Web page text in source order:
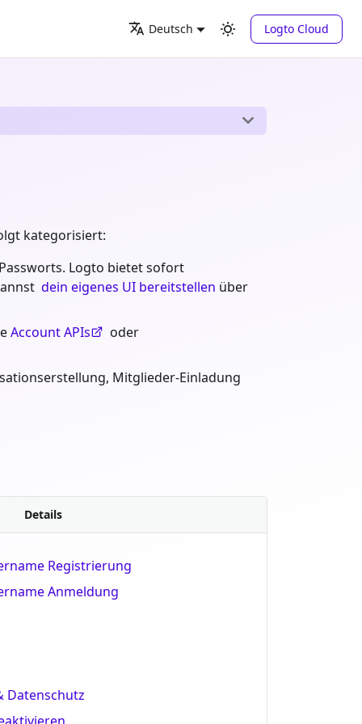
Deutsch Logto Cloud
kategorisiert:
Logto bietet sofort
dein eigenes UI bereitstellen über
Account APIs
oder
Mitglieder-Einladung
Details
Registrierung
Anmeldung
Datenschutz